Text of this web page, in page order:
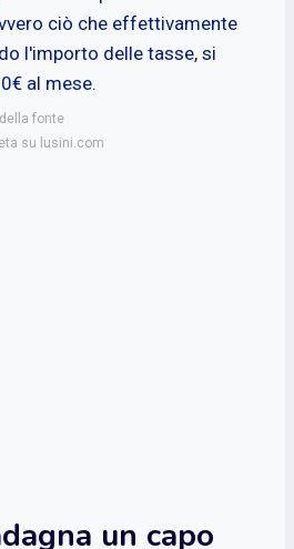
ciò che effettivamente
l'importo delle tasse, si
al mese.
fonte
su lusini.com
un capo